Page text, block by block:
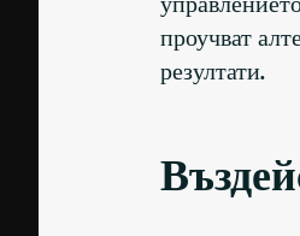
проучват
резултати.